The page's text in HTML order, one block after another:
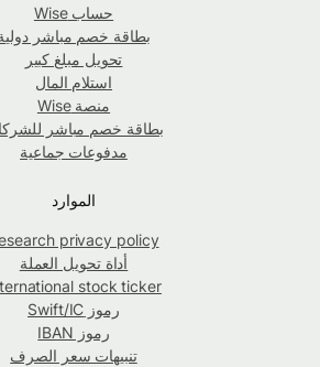
حساب Wise
بطاقة خصم مباشر دولية
تحويل مبلغ كبير
استلام المال
منصة Wise
بطاقة خصم مباشر للشركات
مدفوعات جماعية
الموارد
Research privacy policy
أداة تحويل العملة
International stock ticker
رموز Swift/IC
رموز IBAN
تنبيهات سعر الصرف